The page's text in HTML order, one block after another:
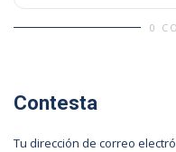
0
Contesta
Tu dirección de correo